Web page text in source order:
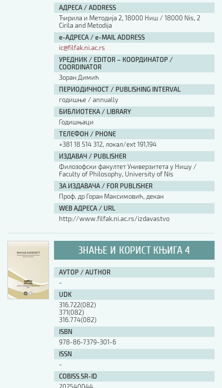
АДРЕСА / ADDRESS
Ћирила и Методија 2, 18000 Ниш / 18000 Nis, 2
Cirila and Metodija
е-АДРЕСА / e-MAIL ADDRESS
ic@filfak.ni.ac.rs
УРЕДНИК / EDITOR – КООРДИНАТОР /
COORDINATOR
Зоран Димић
ПЕРИОДИЧНОСТ / PUBLISHING INTERVAL
годишње / annually
БИБЛИОТЕКА / LIBRARY
Годишњаци
ТЕЛЕФОН / PHONE
+381 18 514 312, локал/ext 191,194
ИЗДАВАЧ / PUBLISHER
Филозофски факултет Универзитета у Нишу /
Faculty of Philosophy, University of Nis
ЗА ИЗДАВАЧА / FOR PUBLISHER
Проф. др Горан Максимовић, декан
WEB АДРЕСА / URL
http://www.filfak.ni.ac.rs/izdavastvo
ЗНАЊЕ И КОРИСТ КЊИГА 4
АУТОР / AUTHOR
-
UDK
316.722(082)
371(082)
316.774(082)
ISBN
978-86-7379-301-6
ISSN
-
COBISS.SR-ID